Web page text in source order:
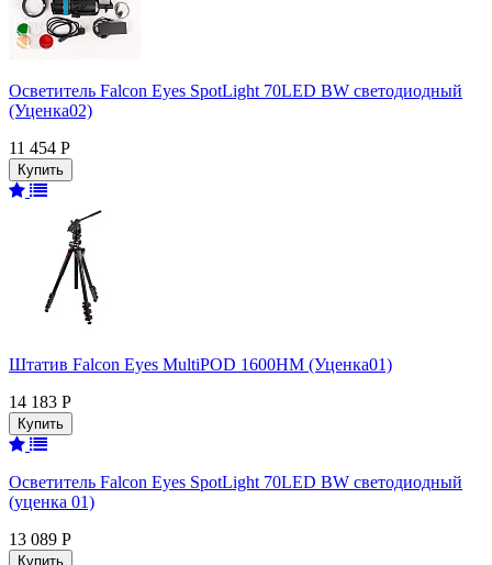
Осветитель Falcon Eyes SpotLight 70LED BW светодиодный
(Уценка02)
11 454 Р
Штатив Falcon Eyes MultiPOD 1600HM (Уценка01)
14 183 Р
Осветитель Falcon Eyes SpotLight 70LED BW светодиодный
(уценка 01)
13 089 Р